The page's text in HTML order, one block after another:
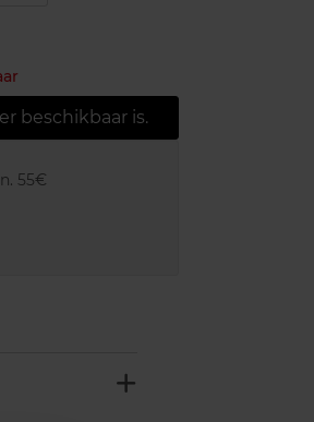
beschikbaar is.
55€